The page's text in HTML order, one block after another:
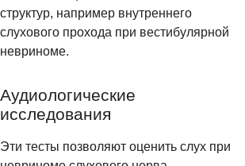
структур, например внутреннего
слухового прохода при вестибулярной
невриноме.
Аудиологические
исследования
Эти тесты позволяют оценить слух при
невриноме слухового нерва.